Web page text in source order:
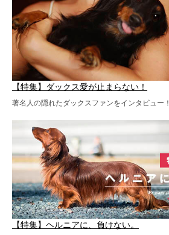
【特集】ダックス愛が止まらない！
著名人の隠れたダックスファンをインタビュー！
【特集】ヘルニアに、負けない。